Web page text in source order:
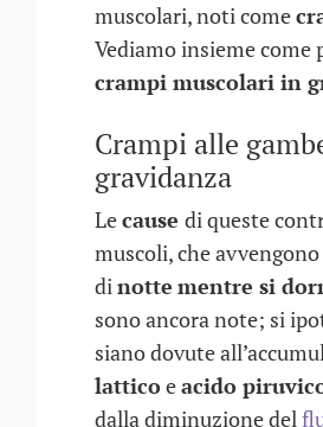
muscolari, noti come
Vediamo insieme come
crampi muscolari in
Crampi alle
gravidanza
Lecause di queste
muscoli, che
dinotte mentre si
sono ancora note; si
siano dovute
latticoeacido
dalla diminuzione del